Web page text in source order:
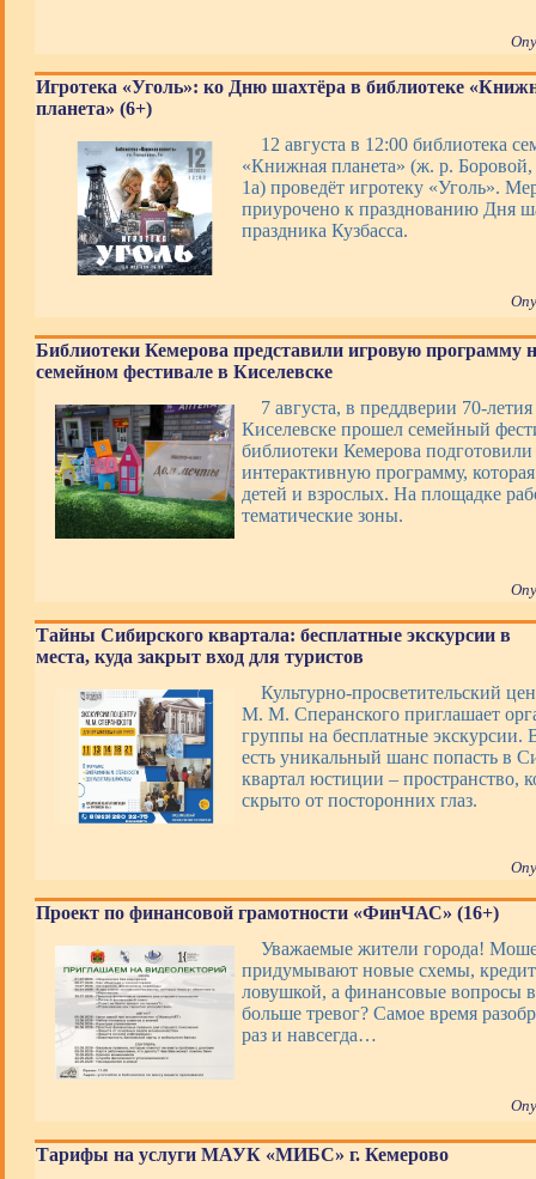
Игротека «Уголь»: ко Дню шахтёра в библиотеке
планета» (6+)
12 августа в 12:00 библиотека
«Книжная планета» (ж. р. Боровой,
1а) проведёт игротеку «Уголь».
приурочено к празднованию Дня
праздника Кузбасса.
Библиотеки Кемерова представили игровую программу
семейном фестивале в Киселевске
7 августа, в преддверии 70-
Киселевске прошел семейный
библиотеки Кемерова подготовили
интерактивную программу,
детей и взрослых. На площадке
тематические зоны.
Тайны Сибирского квартала: бесплатные экскурсии в
места, куда закрыт вход для туристов
Культурно-просветительский
М. М. Сперанского приглашает
группы на бесплатные экскурсии.
есть уникальный шанс попасть в
квартал юстиции – пространство,
скрыто от посторонних глаз.
Проект по финансовой грамотности «ФинЧАС» (16+)
Уважаемые жители города!
придумывают новые схемы,
ловушкой, а финансовые вопросы
больше тревог? Самое время
раз и навсегда…
Тарифы на услуги МАУК «МИБС» г. Кемерово